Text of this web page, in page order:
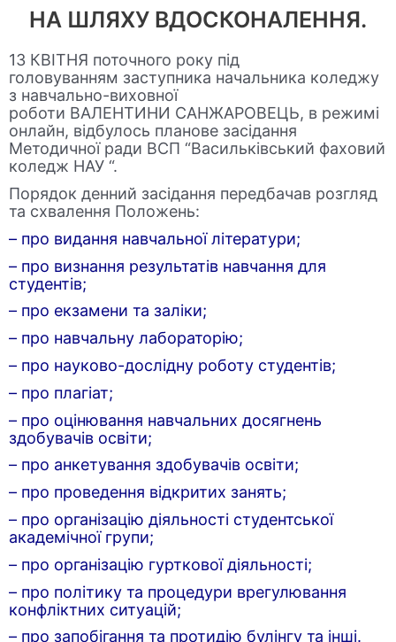
НА ШЛЯХУ ВДОСКОНАЛЕННЯ.
13 КВІТНЯ поточного року під
головуванням заступника начальника коледжу
з навчально-виховної
роботи ВАЛЕНТИНИ САНЖАРОВЕЦЬ, в режимі
онлайн, відбулось планове засідання
Методичної ради ВСП “Васильківський фаховий
коледж НАУ “.
Порядок денний засідання передбачав розгляд
та схвалення Положень:
– про видання навчальної літератури;
– про визнання результатів навчання для
студентів;
– про екзамени та заліки;
– про навчальну лабораторію;
– про науково-дослідну роботу студентів;
– про плагіат;
– про оцінювання навчальних досягнень
здобувачів освіти;
– про анкетування здобувачів освіти;
– про проведення відкритих занять;
– про організацію діяльності студентської
академічної групи;
– про організацію гурткової діяльності;
– про політику та процедури врегулювання
конфліктних ситуацій;
– про запобігання та протидію булінгу та інші.